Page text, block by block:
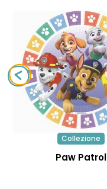
Collezione
Paw Patrol